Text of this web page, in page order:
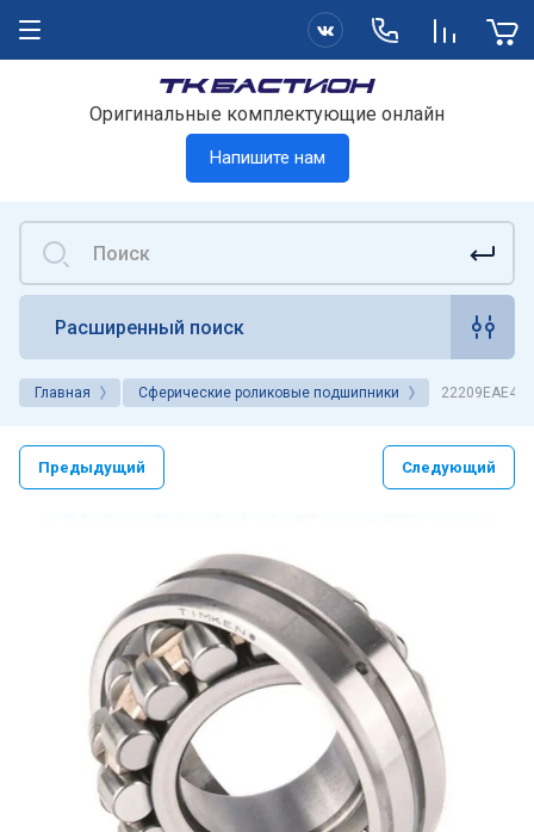
Оригинальные комплектующие онлайн
Напишите нам
Расширенный поиск
Главная Сферические роликовые подшипники
Предыдущий Следующий